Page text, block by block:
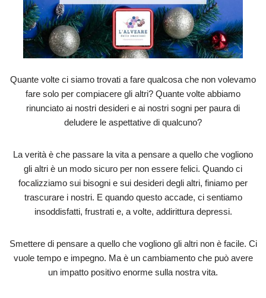
Quante volte ci siamo trovati a fare qualcosa che non volevamo
fare solo per compiacere gli altri? Quante volte abbiamo
rinunciato ai nostri desideri e ai nostri sogni per paura di
deludere le aspettative di qualcuno?
La verità è che passare la vita a pensare a quello che vogliono
gli altri è un modo sicuro per non essere felici. Quando ci
focalizziamo sui bisogni e sui desideri degli altri, finiamo per
trascurare i nostri. E quando questo accade, ci sentiamo
insoddisfatti, frustrati e, a volte, addirittura depressi.
Smettere di pensare a quello che vogliono gli altri non è facile. Ci
vuole tempo e impegno. Ma è un cambiamento che può avere
un impatto positivo enorme sulla nostra vita.